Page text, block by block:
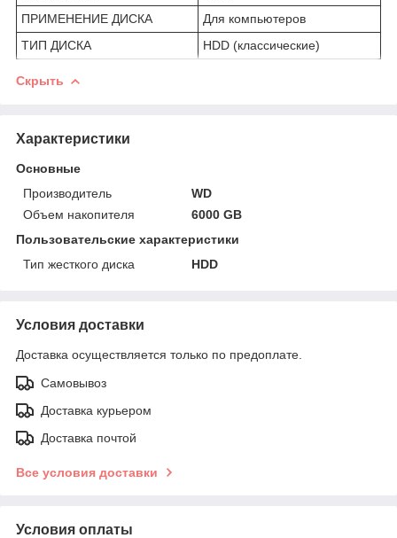
ПРИМЕНЕНИЕ ДИСКА
Для компьютеров
ТИП ДИСКА
HDD (классические)
Скрыть
Характеристики
Основные
Производитель
WD
Объем накопителя
6000 GB
Пользовательские характеристики
Тип жесткого диска
HDD
Условия доставки
Доставка осуществляется только по предоплате.
Самовывоз
Доставка курьером
Доставка почтой
Все условия доставки
Условия оплаты